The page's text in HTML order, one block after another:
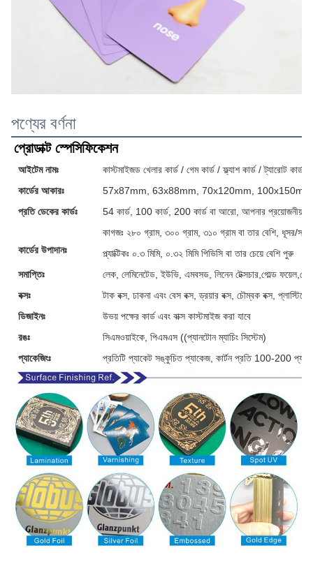
পণ্যের বর্ণনা
প্রোডাক্ট স্পেসিফিকেশন
আইটেম নামঃ
কাস্টমাইজড খেলার কার্ড / গেম কার্ড / ফ্ল্যাশ কার্ড / ট্যারোট কার্ড /
কার্ডের আকারঃ
57x87mm, 63x88mm, 70x120mm, 100x150mm
প্রতি ডেকের কার্ডঃ
54 কার্ড, 100 কার্ড, 200 কার্ড বা আরো, আপনার প্রয়োজনীয়তা
কার্ডের উপাদানঃ
কাগজঃ ২৮০ গ্রাম, ৩০০ গ্রাম, ৩১০ গ্রাম বা তার বেশি, ধূসর/
প্ল্যাক্টিকঃ ০.৩ মিমি, ০.৩২ মিমি পিভিসি বা তার চেয়ে বেশি পুরু
সমাপ্তিঃ
লেক, লেমিনেটেড, ইউভি, এমবসড, লিনেন টেক্সচার,গোল্ড
বক্সঃ
টাক বক্স, ঢাকনা এবং বেস বক্স, ড্রয়ার বক্স, চৌম্বক বক্স,
ডিজাইনঃ
উভয় পক্ষের কার্ড এবং বাক্স কাস্টমাইজ করা যাবে
রঙঃ
সিএমওয়াইকে, পিএমএস ((প্যানটোন ম্যাচিং সিস্টেম)
প্যাকেজিংঃ
প্রতিটি প্যাকেট সঙ্কুচিত প্যাকেজ, কার্টন প্রতি 100-200